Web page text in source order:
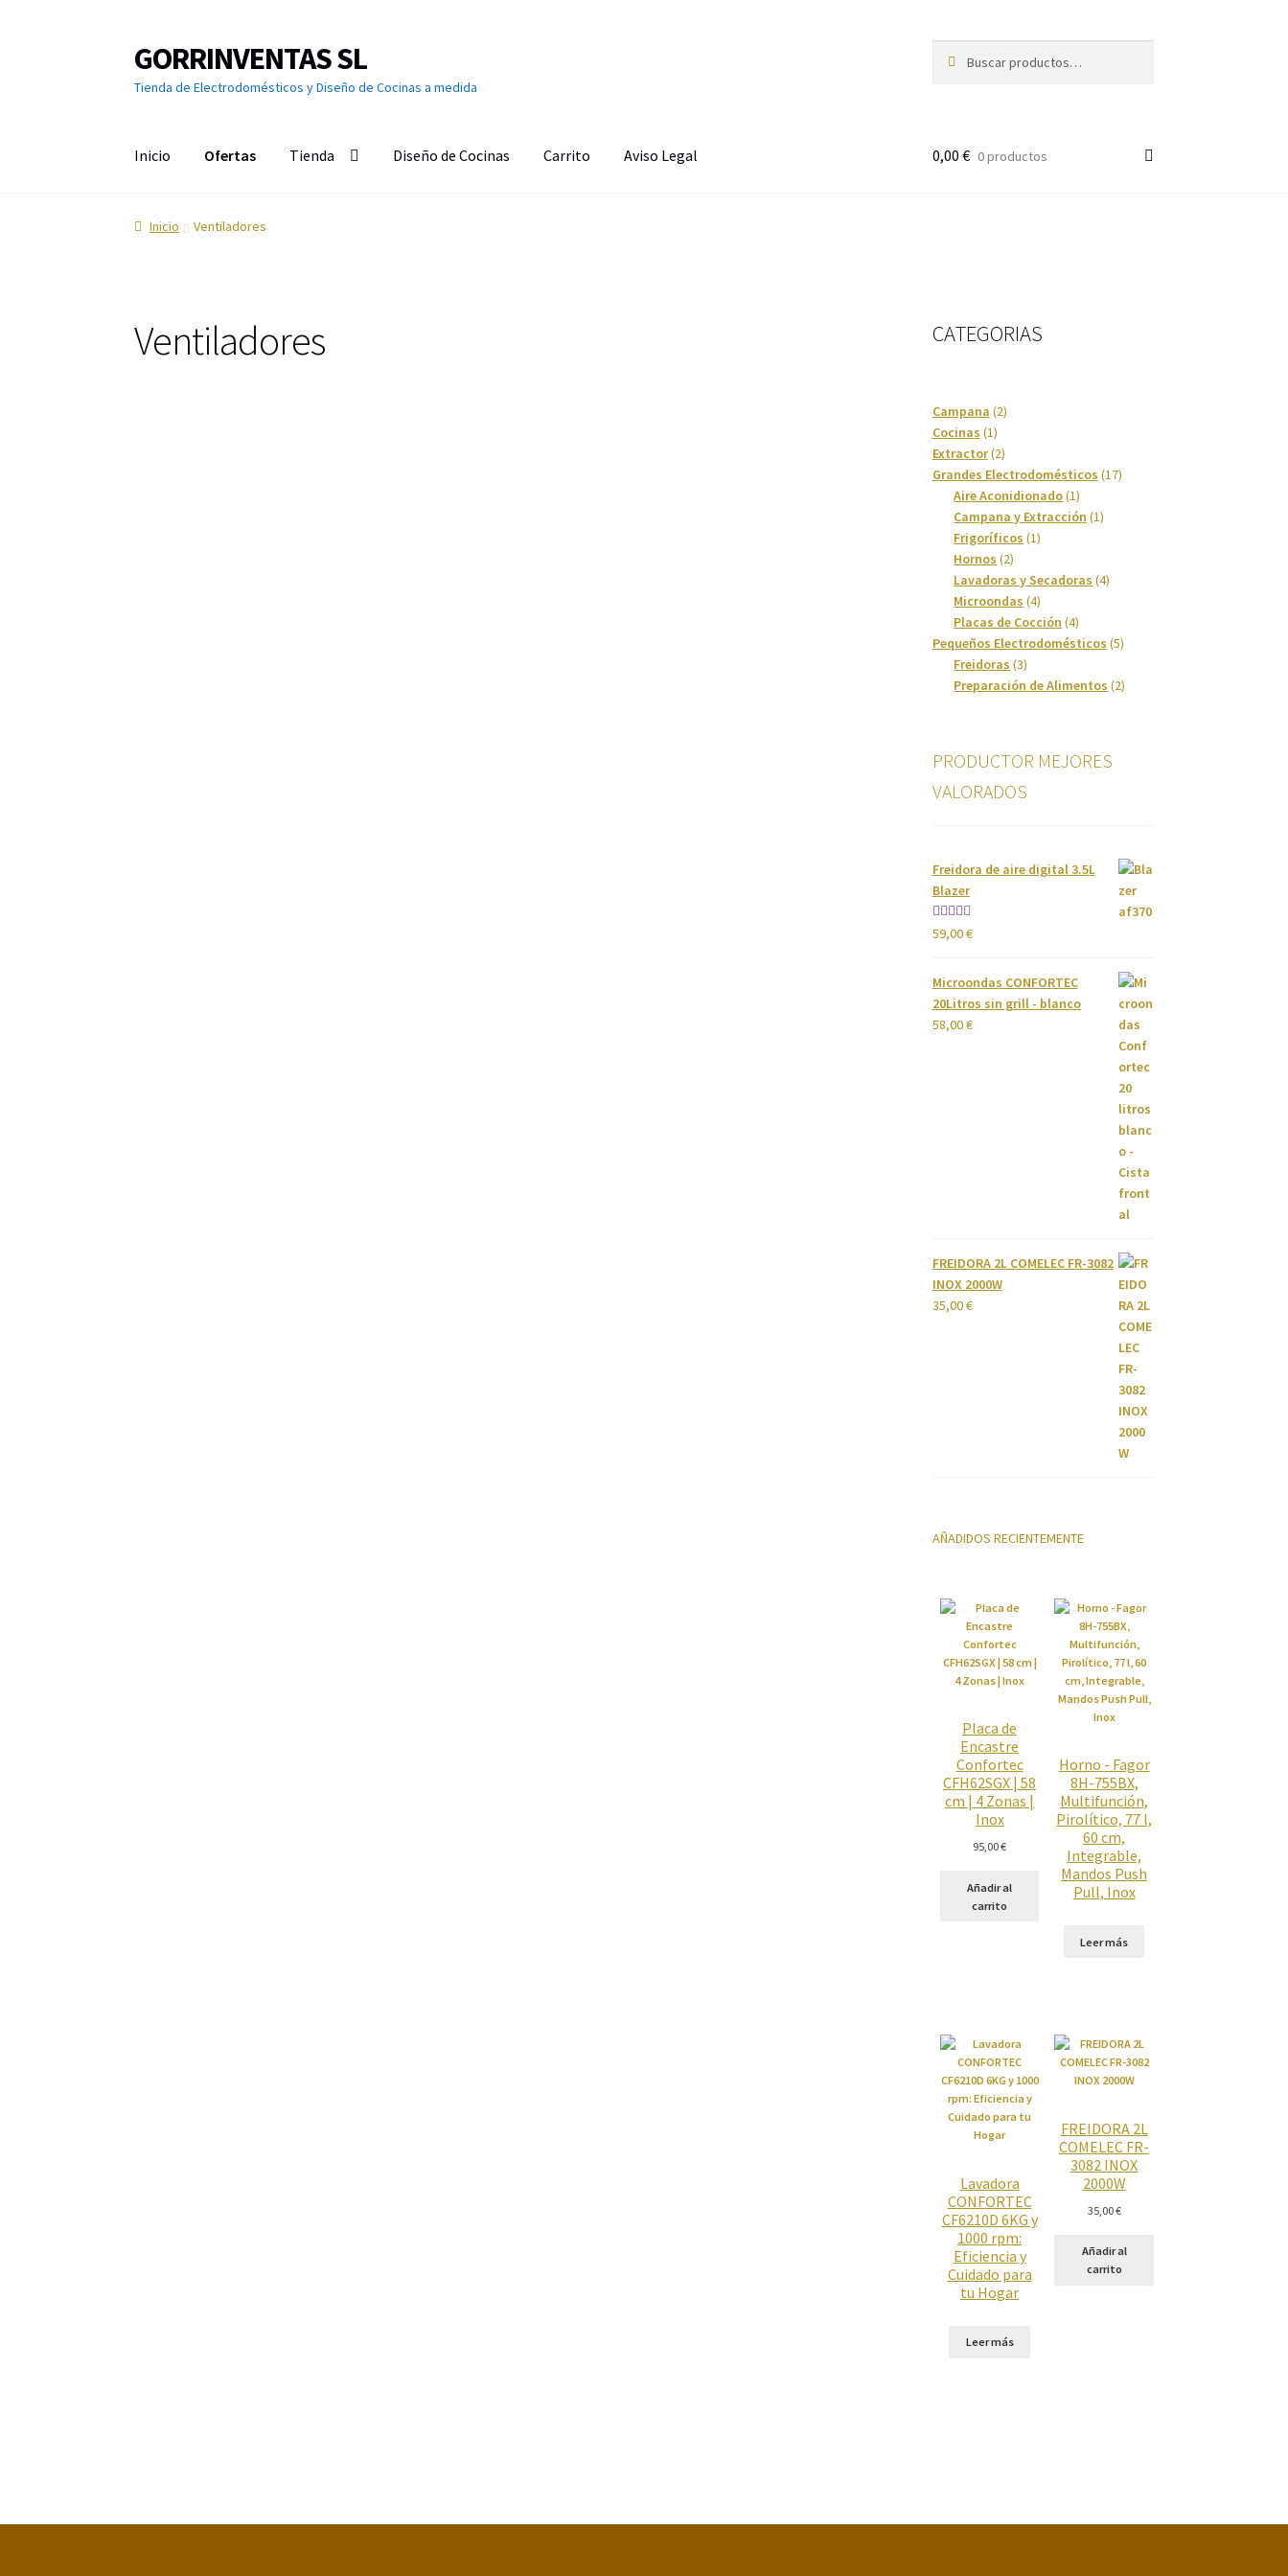
Ir
a
la
Ir
al
contenido
GORRINVENTAS SL
Tienda de Electrodomésticos y Diseño de Cocinas a medida
por:
Inicio Ofertas Tienda Diseño de Cocinas Carrito Aviso Legal
Inicio Ofertas Accesorios de TV
0,00 € 0 productos
Inicio Ventiladores
Ventiladores CATEGORIAS
Campana 22
Cocinas 11
producto
Extractor 22
productos
Grandes Electrodomésticos 1717
Aire Aconidionado 11
producto
Campana y Extracción 11
Frigoríficos 11
Hornos 22
productos
Lavadoras y Secadoras 44
Microondas 44
productos
Placas de Cocción 44
productos
Pequeños Electrodomésticos 55
Freidoras 33
productos
Preparación de Alimentos 22
PRODUCTOR MEJORES
VALORADOS
Freidora de aire digital 3.5L
Blazer
Valorado
59,00€
Microondas CONFORTEC
20Litros sin grill - blanco
58,00€
FREIDORA 2L COMELEC FR-3082
INOX 2000W
35,00€
AÑADIDOS RECIENTEMENTE
Placa de
Encastre
Confortec
CFH62SGX | 58
cm | 4 Zonas |
Inox
95,00€
Añadir al
carrito
Horno - Fagor
8H-755BX,
Multifunción,
Pirolítico, 77 l,
60 cm,
Integrable,
Mandos Push
Pull, Inox
Leer más
Lavadora
CONFORTEC
CF6210D 6KG y
1000 rpm:
Eficiencia y
Cuidado para
tu Hogar
Leer más
FREIDORA 2L
COMELEC FR-
3082 INOX
2000W
35,00€
Añadir al
carrito